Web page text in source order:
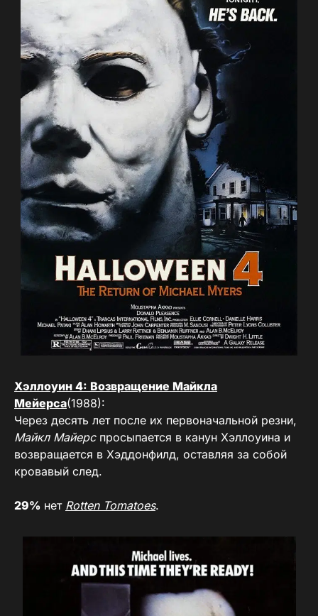
Хэллоуин 4: Возвращение Майкла
Мейерса(1988):
Через десять лет после их первоначальной резни,
Майкл Майерспросыпается в канун Хэллоуина и
возвращается в Хэддонфилд, оставляя за собой
кровавый след.
29% нет Rotten Tomatoes.